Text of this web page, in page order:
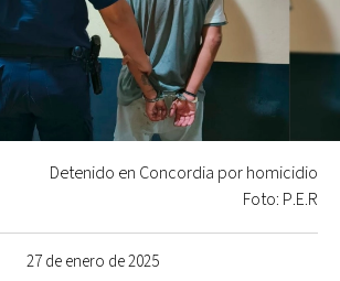
27 de enero de 2025
Detenido en Concordia por homicidio
Foto: P.E.R